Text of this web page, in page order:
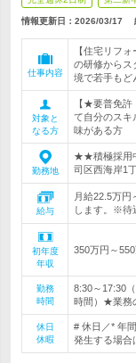
情報更新日：2026/03/17
仕事内容
【住宅リフ
の研修から
境で若手もど
対象と
なる方
【★要普免許
て自分のスキ
味がある方
勤務地
★★積極採用
司区西海岸1
給与
月給22.5万
します。※待
初年度
年収
350万円～
勤務
時間
8:30～17:30
時間）★業務
休日
休暇
# 休日／* 年
発生する場合